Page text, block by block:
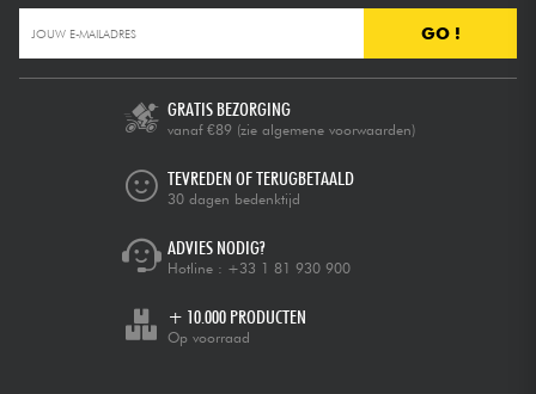
GO !
GRATIS BEZORGING
vanaf €89 (zie algemene voorwaarden)
TEVREDEN OF TERUGBETAALD
30 dagen bedenktijd
ADVIES NODIG?
Hotline : +33 1 81 930 900
+ 10.000 PRODUCTEN
Op voorraad